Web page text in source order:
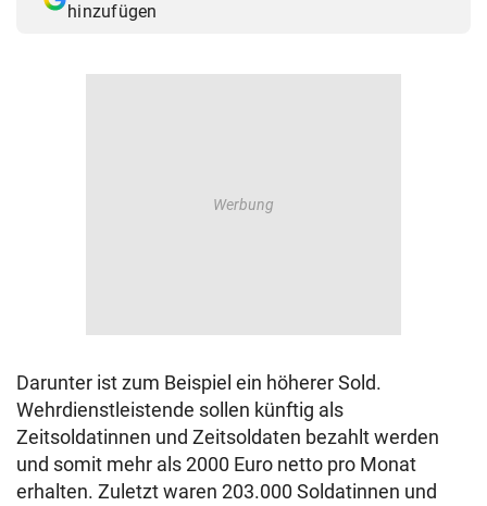
hinzufügen
Darunter ist zum Beispiel ein höherer Sold.
Wehrdienstleistende sollen künftig als
Zeitsoldatinnen und Zeitsoldaten bezahlt werden
und somit mehr als 2000 Euro netto pro Monat
erhalten. Zuletzt waren 203.000 Soldatinnen und